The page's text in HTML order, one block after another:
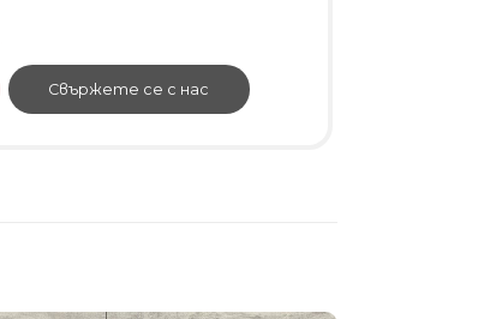
Свържете се с нас